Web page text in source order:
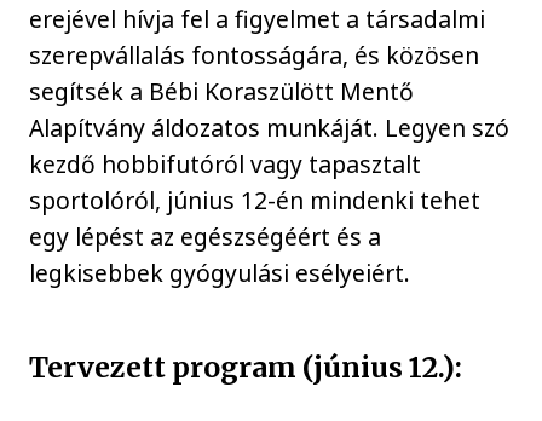
erejével hívja fel a figyelmet a társadalmi
szerepvállalás fontosságára, és közösen
segítsék a Bébi Koraszülött Mentő
Alapítvány áldozatos munkáját. Legyen szó
kezdő hobbifutóról vagy tapasztalt
sportolóról, június 12-én mindenki tehet
egy lépést az egészségéért és a
legkisebbek gyógyulási esélyeiért.
Tervezett program (június 12.):